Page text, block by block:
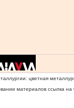
цветная
материалов ссылка на